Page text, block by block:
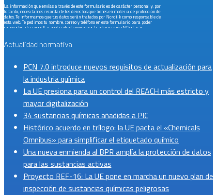
La información que envías a través de este formulario es de carácter personal y, por
lo tanto, necesitamos recordarte los derechos que tienes en materia de protección de
datos. Te informamos que tus datos serán tratados por Nordiik como responsable de
esta web. Te pedimos tu nombre, correo y teléfono en este formulario para poder
responder a tu consulta; mediante el envío de esta información NO estarás
consentimiento para que tus datos sean tratados de acuerdo con la finalidad de este
formulario que figura en nuestra política de privacidad.
derechos de acceso, rectificación, limitación y suprimir tus datos enviando un correo
electrónico ahello@nordiik.com.
Actualidad normativa
PCN 7.0 introduce nuevos requisitos de actualización para
la industria química
La UE presiona para un control del REACH más estricto y
mayor digitalización
34 sustancias químicas añadidas a PIC
Histórico acuerdo en trílogo: la UE pacta el «Chemicals
Omnibus» para simplificar el etiquetado químico
Una nueva enmienda al BPR amplía la protección de datos
para las sustancias activas
Proyecto REF-16: La UE pone en marcha un nuevo plan de
inspección de sustancias químicas peligrosas